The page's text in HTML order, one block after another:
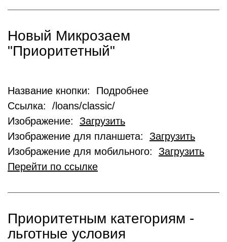
Новый Микрозаем
"Приоритетный"
Название кнопки: Подробнее
Ссылка: /loans/classic/
Изображение: Загрузить
Изображение для планшета: Загрузить
Изображение для мобильного: Загрузить
Перейти по ссылке
Приоритетным категориям -
льготные условия